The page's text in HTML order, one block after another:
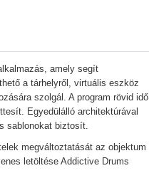
amely segít
a tárhelyről, virtuális eszköz
szolgál. A program rövid idő
Egyedülálló architektúrával
sablonokat biztosít.
megváltoztatását az objektum
letöltése Addictive Drums